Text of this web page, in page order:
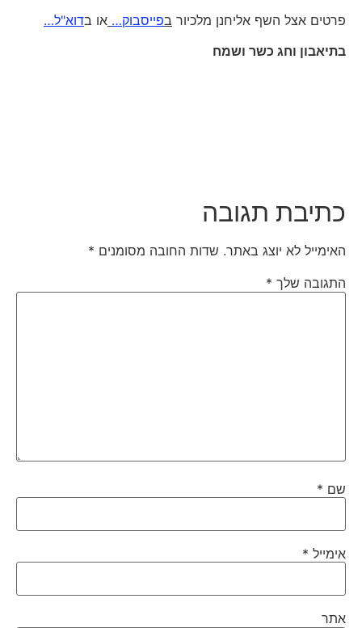
פרטים אצל השף אליחנן מלכיורבפייסבוק… או בדוא"ל…
בתיאבון וחג כשר ושמח
כתיבת תגובה
האימייל לא יוצג באתר. שדות החובה מסומנים*
התגובה שלך*
שם*
אימייל*
אתר